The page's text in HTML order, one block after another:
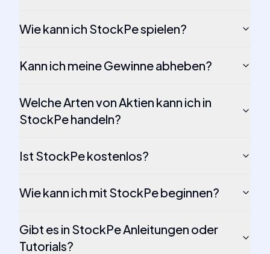
Wie kann ich StockPe spielen?
Kann ich meine Gewinne abheben?
Welche Arten von Aktien kann ich in
StockPe handeln?
Ist StockPe kostenlos?
Wie kann ich mit StockPe beginnen?
Gibt es in StockPe Anleitungen oder
Tutorials?